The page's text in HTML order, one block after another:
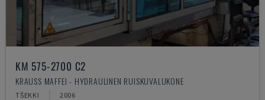
KM 575-2700 C2
KRAUSS MAFFEI - HYDRAULINEN RUISKUVALUKONE
TŠEKKI 2006